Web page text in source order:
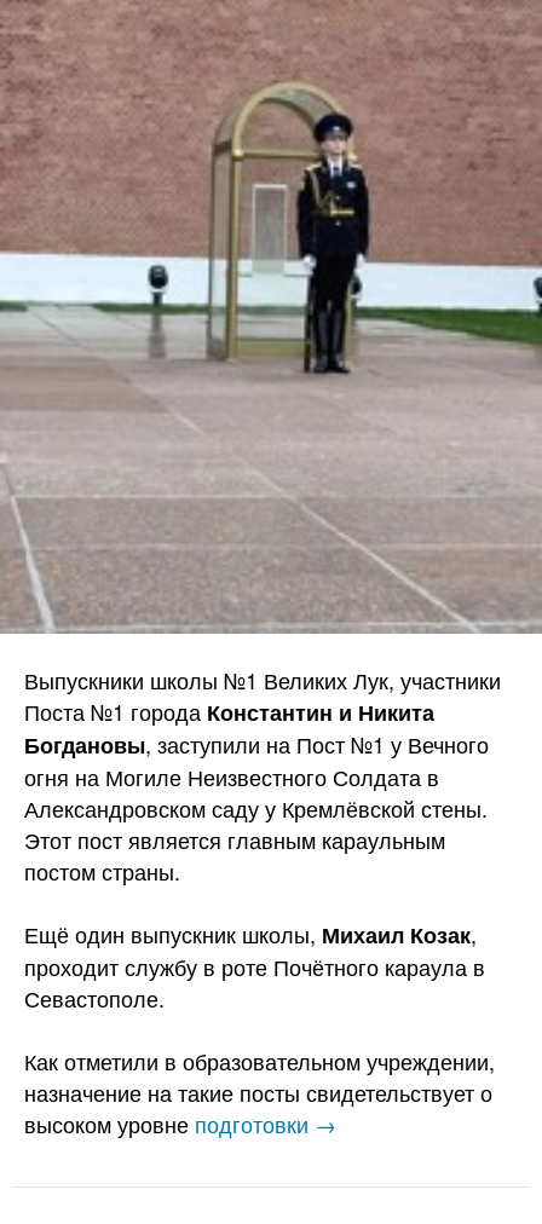
Выпускники школы №1 Великих Лук, участники
Поста №1 города Константин и Никита
Богдановы, заступили на Пост №1 у Вечного
огня на Могиле Неизвестного Солдата в
Александровском саду у Кремлёвской стены.
Этот пост является главным караульным
постом страны.
Ещё один выпускник школы, Михаил Козак,
проходит службу в роте Почётного караула в
Севастополе.
Как отметили в образовательном учреждении,
назначение на такие посты свидетельствует о
высоком уровне подготовки →